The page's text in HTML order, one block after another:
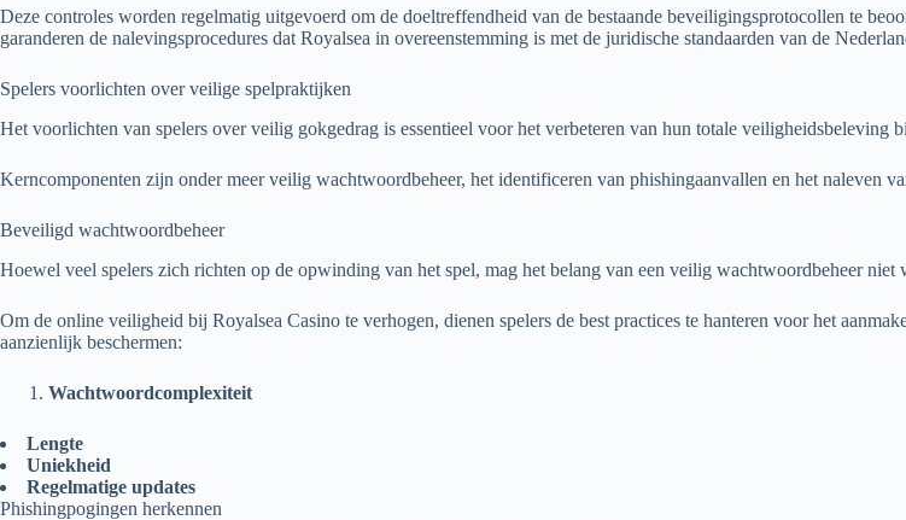
Deze controles worden regelmatig uitgevoerd om de doeltreffendheid van de bestaande beveiligingsprotocollen te
garanderen de nalevingsprocedures dat Royalsea in overeenstemming is met de juridische standaarden van de
Spelers voorlichten over veilige spelpraktijken
Het voorlichten van spelers over veilig gokgedrag is essentieel voor het verbeteren van hun totale veiligheidsbeleving
Kerncomponenten zijn onder meer veilig wachtwoordbeheer, het identificeren van phishingaanvallen en het naleven
Beveiligd wachtwoordbeheer
Hoewel veel spelers zich richten op de opwinding van het spel, mag het belang van een veilig wachtwoordbeheer niet
Om de online veiligheid bij Royalsea Casino te verhogen, dienen spelers de best practices te hanteren voor het
aanzienlijk beschermen:
Wachtwoordcomplexiteit
Lengte
Uniekheid
Regelmatige updates
Phishingpogingen herkennen